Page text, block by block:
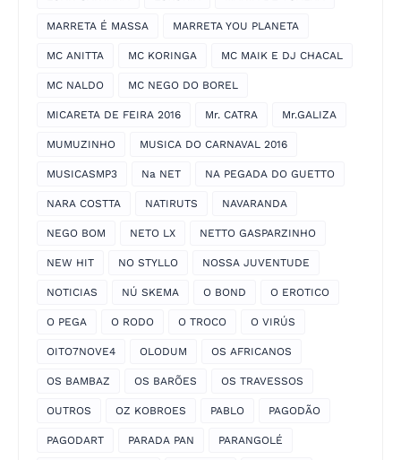
MARRETA É MASSA MARRETA YOU PLANETA
MC ANITTA MC KORINGA MC MAIK E DJ CHACAL
MC NALDO MC NEGO DO BOREL
MICARETA DE FEIRA 2016 Mr. CATRA Mr.GALIZA
MUMUZINHO MUSICA DO CARNAVAL 2016
MUSICASMP3 Na NET NA PEGADA DO GUETTO
NARA COSTTA NATIRUTS NAVARANDA
NEGO BOM NETO LX NETTO GASPARZINHO
NEW HIT NO STYLLO NOSSA JUVENTUDE
NOTICIAS NÚ SKEMA O BOND O EROTICO
O PEGA O RODO O TROCO O VIRÚS
OITO7NOVE4 OLODUM OS AFRICANOS
OS BAMBAZ OS BARÕES OS TRAVESSOS
OUTROS OZ KOBROES PABLO PAGODÃO
PAGODART PARADA PAN PARANGOLÉ